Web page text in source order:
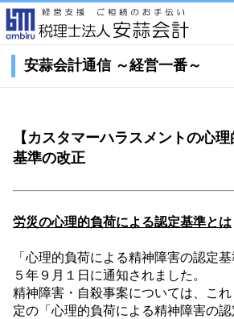
安蒜会計通信 ～経営一番～
【カスタマーハラスメントの心
基準の改正
労災の心理的負荷による認定基準とは
「心理的負荷による精神障害の認定
５ 年９ 月１ 日に通知されました。
精神障害・自殺事案については、こ
定の「心理的負荷による精神障害の